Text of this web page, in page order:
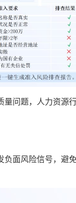
问题，人力资源
面风险信号，避